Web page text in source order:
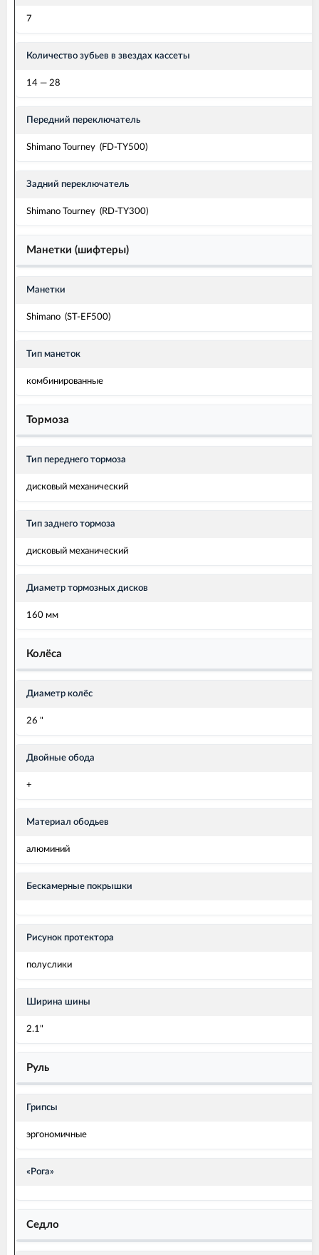
7
Количество зубьев в звездах кассеты
14 — 28
Передний переключатель
Shimano Tourney (FD-TY500)
Задний переключатель
Shimano Tourney (RD-TY300)
Манетки (шифтеры)
Манетки
Shimano (ST-EF500)
Тип манеток
комбинированные
Тормоза
Тип переднего тормоза
дисковый механический
Тип заднего тормоза
дисковый механический
Диаметр тормозных дисков
160 мм
Колёса
Диаметр колёс
26 "
Двойные обода
+
Материал ободьев
алюминий
Бескамерные покрышки
Рисунок протектора
полуслики
Ширина шины
2.1"
Руль
Грипсы
эргономичные
«Рога»
Седло